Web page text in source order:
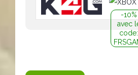
-10%
avec
code: